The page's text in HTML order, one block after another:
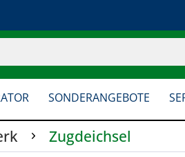
SONDERANGEBOTE
Zugdeichsel